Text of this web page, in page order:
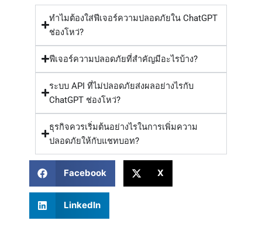
ทำไมต้องใส่ฟีเจอร์ความปลอดภัยใน ChatGPT
ช่องโหว่?
ฟีเจอร์ความปลอดภัยที่สำคัญมีอะไรบ้าง?
ระบบ API ที่ไม่ปลอดภัยส่งผลอย่างไรกับ
ChatGPT ช่องโหว่?
ธุรกิจควรเริ่มต้นอย่างไรในการเพิ่มความ
ปลอดภัยให้กับแชทบอท?
Facebook X
LinkedIn